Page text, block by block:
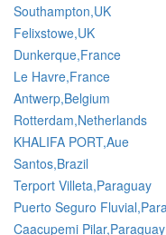
Southampton,UK
Felixstowe,UK
Dunkerque,France
Le Havre,France
Antwerp,Belgium
Rotterdam,Netherlands
KHALIFA PORT,Aue
Santos,Brazil
Terport Villeta,Paraguay
Puerto Seguro
Caacupemi Pilar,Paraguay